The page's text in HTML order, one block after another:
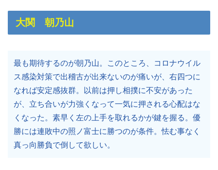
大関 朝乃山
最も期待するのが朝乃山。このところ、コロナウイル
ス感染対策で出稽古が出来ないのが痛いが、右四つに
なれば安定感抜群。以前は押し相撲に不安があった
が、立ち合いが力強くなって一気に押される心配はな
くなった。素早く左の上手を取れるかが鍵を握る。優
勝には連敗中の照ノ富士に勝つのが条件。怯む事なく
真っ向勝負で倒して欲しい。